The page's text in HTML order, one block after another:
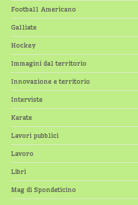
Football Americano
Galliate
Hockey
Immagini dal territorio
Innovazione e territorio
Interviste
Karate
Lavori pubblici
Lavoro
Libri
Mag di Spondeticino